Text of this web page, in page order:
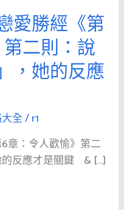
愛勝經《第
二則：說
，她的反應
全/r1
章：令人歡愉》第二
的反應才是關鍵 & […]